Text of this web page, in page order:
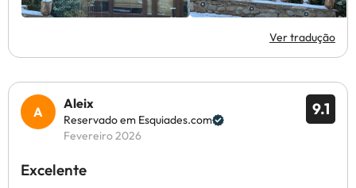
Ver tradução
9.1
Aleix
Reservado em Esquiades.com
Fevereiro 2026
Excelente